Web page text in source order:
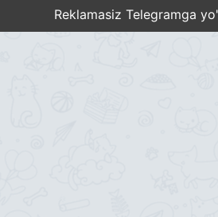
Reklamasiz Telegramga